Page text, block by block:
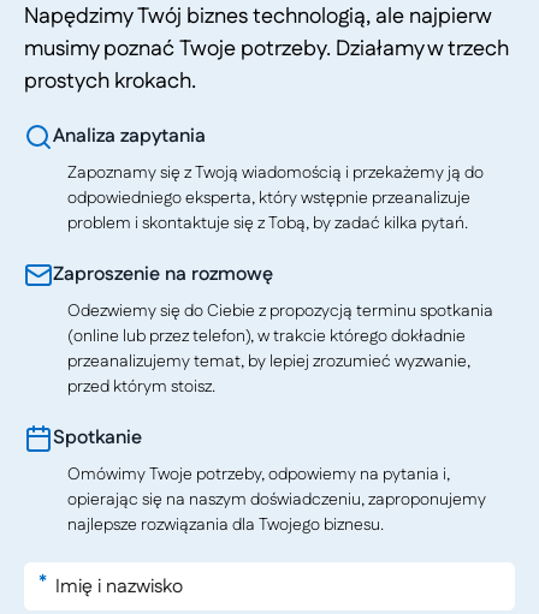
Napędzimy Twój biznes technologią, ale najpierw
musimy poznać Twoje potrzeby. Działamy w trzech
prostych krokach.
Analiza zapytania
Zapoznamy się z Twoją wiadomością i przekażemy ją do
odpowiedniego eksperta, który wstępnie przeanalizuje
problem i skontaktuje się z Tobą, by zadać kilka pytań.
Zaproszenie na rozmowę
Odezwiemy się do Ciebie z propozycją terminu spotkania
(online lub przez telefon), w trakcie którego dokładnie
przeanalizujemy temat, by lepiej zrozumieć wyzwanie,
przed którym stoisz.
Spotkanie
Omówimy Twoje potrzeby, odpowiemy na pytania i,
opierając się na naszym doświadczeniu, zaproponujemy
najlepsze rozwiązania dla Twojego biznesu.
*